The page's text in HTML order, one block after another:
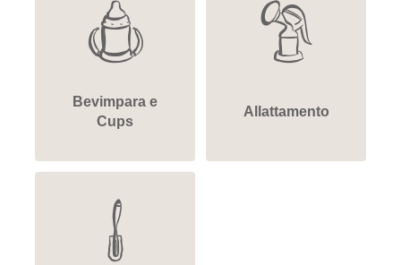
Bevimpara e
Cups
Allattamento